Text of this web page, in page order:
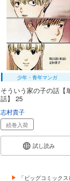
少年・青年マンガ
そういう家の子の話【
話】 25
志村貴子
続巻入荷
試し読み
「ビッグコミック